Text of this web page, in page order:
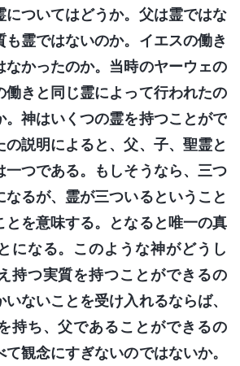
についてはどうか。父は霊ではな
も霊ではないのか。イエスの働き
なかったのか。当時のヤーウェの
働きと同じ霊によって行われたの
。神はいくつの霊を持つことがで
の説明によると、父、子、聖霊と
一つである。もしそうなら、三つ
るが、霊が三ついるということ
とを意味する。となると唯一の真
になる。このような神がどうし
持つ実質を持つことができるの
ないことを受け入れるならば、
持ち、父であることができるの
観念にすぎないのではないか。